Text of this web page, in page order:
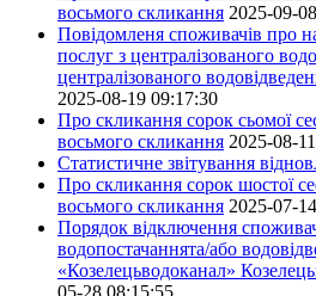
восьмого скликання 2025-09-
Повідомленя споживачів про
послуг з централізованого
централізованого
2025-08-19 09:17:30
Про скликання сорок сьомої
восьмого скликання 2025-08-
Статистичне звітування
Про скликання сорок шостої
восьмого скликання 2025-07-
Порядок відключення
водопостачаннята/або
«Козелецьводоканал»
05-28 08:15:55